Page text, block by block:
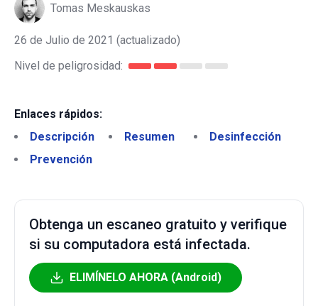
Tomas Meskauskas
26 de Julio de 2021 (actualizado)
Nivel de peligrosidad:
Enlaces rápidos:
Descripción
Resumen
Desinfección
Prevención
Obtenga un escaneo gratuito y verifique
si su computadora está infectada.
ELIMÍNELO AHORA (Android)